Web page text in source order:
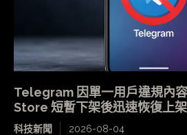
Telegram 因單一用戶違規內
Store 短暫下架後迅速恢復上架
科技新聞 2026-08-04